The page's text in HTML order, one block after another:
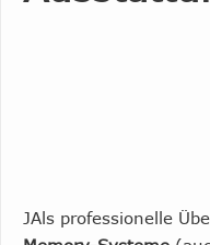
JAls professionelle